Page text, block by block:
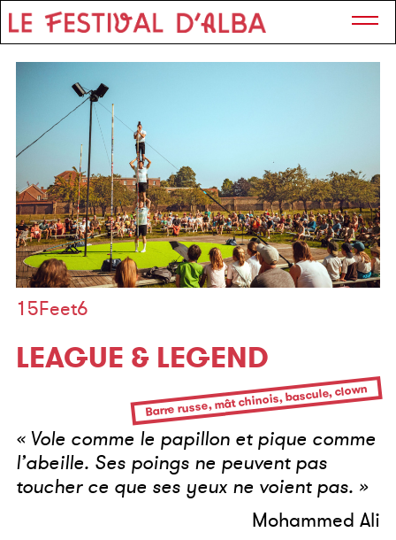
15Feet6
LEAGUE & LEGEND
Barre russe, mât chinois, bascule, clown
« Vole comme le papillon et pique comme
l’abeille. Ses poings ne peuvent pas
toucher ce que ses yeux ne voient pas. »
Mohammed Ali